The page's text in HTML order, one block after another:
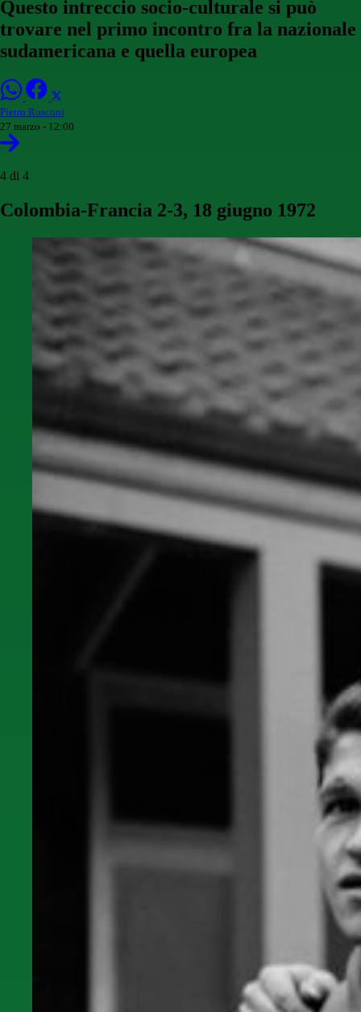
Questo intreccio socio-culturale si può
trovare nel primo incontro fra la nazionale
sudamericana e quella europea
Pietro Rusconi
27 marzo - 12:00
4 di 4
Colombia-Francia 2-3, 18 giugno 1972